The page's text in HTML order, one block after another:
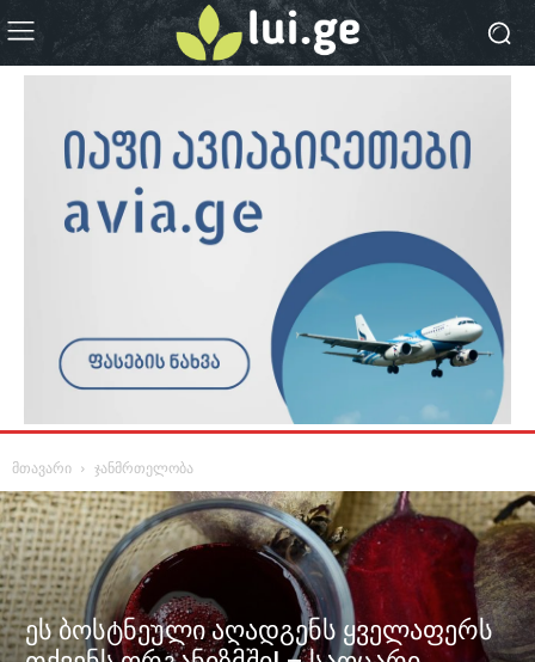
მთავარი ჯანმრთელობა
ეს ბოსტნეული აღადგენს ყველაფერს